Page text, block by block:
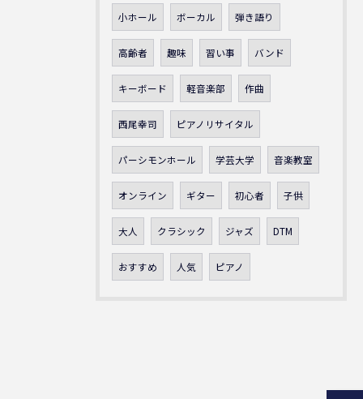
小ホール ボーカル 弾き語り
高齢者 趣味 習い事 バンド
キーボード 軽音楽部 作曲
西尾幸司 ピアノリサイタル
パーシモンホール 学芸大学 音楽教室
オンライン ギター 初心者 子供
大人 クラシック ジャズ DTM
おすすめ 人気 ピアノ